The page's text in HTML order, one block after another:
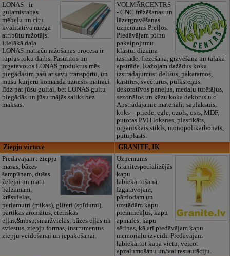
LONAS - ir
guļamistabas
mēbeļu un citu
kvalitatīva miega
atribūtu ražotājs.
Lielākā daļa
LONAS matraču ražošanas procesa ir
rūpīgs roku darbs. Pasūtītos un
izgatavotos LONAS produktus mēs
piegādāsim paši ar savu transportu, un
mūsu kurjeru komanda uznesīs matraci
līdz pat jūsu gultai, bet LONAS gultu
piegādās un jūsu mājās saliks bez
maksas.
VOLMĀRCENTRS
- CNC frēzēšanas un
lāzergravēšanas
uzņēmums Preiļos.
Piedāvājam pilnu
pakalpojumu
klāstu: dizaina
izstrāde, frēzēšana, gravēšana un tālākā
apstrāde. Ražojam dažādus koka
izstrādājumus: dēlīšus, pakaramos,
kastītes, svečturus, pulksteņus,
dekoratīvos paneļus, medaļu turētājus,
sezonālos un kāzu koka dekorus u.c.
Apstrādājamie materiāli: saplāksnis,
koks – priede, egle, ozols, osis, MDF,
putotas PVH loksnes, plastikāts,
organiskais stikls, monopolikarbonāts,
putuplasts.
Ziepju virtuve
Piedāvājam : ziepju
masas, bāzes
šampūnam, dušas
želejai un matu
balzamam,
krāsvielas,
perlamutri (mikas), gliteri (spīdumi),
pārtikas aromātus, ēteriskās
eļļas,&nbsp;smaržvielas, bāzes eļļas un
sviestus, ziepju formas, instrumentus
ziepju veidošanai un iepakošanai.
GRANITE, IK
Uzņēmums
Granitespecializējās
kapu
labiekārtošanā.
Izgatavojam,
pārdodam un
uzstādām kapu
pieminekļus, kapu
apmales, kapu
sētiņas, kā arī piedāvājam kapu
memoriālu izveidi. Piedāvājam
labiekārtot kapa vietu, veicot
apzaļumošanu un/vai restaurāciju.